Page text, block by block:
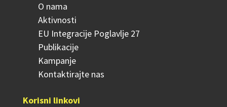
O nama
Aktivnosti
EU Integracije Poglavlje 27
Publikacije
Kampanje
Kontaktirajte nas
Korisni linkovi